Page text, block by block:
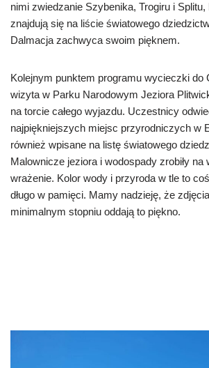
nimi zwiedzanie Szybenika, Trogiru i
znajdują się na liście światowego
Dalmacja zachwyca swoim pięknem.
Kolejnym punktem programu wycieczki do
wizyta w Parku Narodowym Jeziora
na torcie całego wyjazdu. Uczestnicy
najpiękniejszych miejsc przyrodniczych w
również wpisane na listę światowego
Malownicze jeziora i wodospady zrobiły
wrażenie. Kolor wody i przyroda w tle to
długo w pamięci. Mamy nadzieję, że
minimalnym stopniu oddają to piękno.